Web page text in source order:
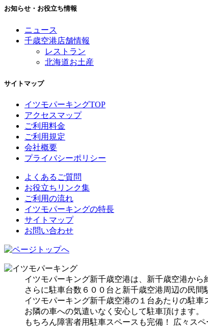
お知らせ・お役立ち情報
ニュース
千歳空港店舗情報
レストラン
北海道お土産
サイトマップ
イツモパーキングTOP
アクセスマップ
ご利用料金
ご利用規定
会社概要
プライバシーポリシー
よくあるご質問
お役立ちリンク集
ご利用の流れ
イツモパーキングの特長
サイトマップ
お問い合わせ
イツモパーキング新千歳空港は、新千歳空港から
さらに駐車台数６００台と新千歳空港周辺の民間
イツモパーキング新千歳空港の１台あたりの駐車
お隣の車への気遣いなく安心して駐車頂けます。
もちろん障害者用駐車スペースも完備！ 広々ス